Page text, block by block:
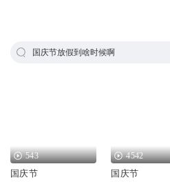
国庆节放假到啥时候啊
543
国庆节
4542
国庆节